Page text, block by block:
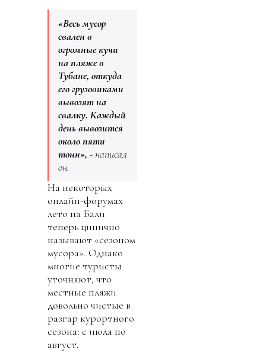
«Весь мусор
свален в
огромные кучи
на пляже в
Тубане, откуда
его грузовиками
вывозят на
свалку. Каждый
день вывозится
около пяти
тонн», - написал
он.
На некоторых
онлайн-форумах
лето на Бали
теперь цинично
называют «сезоном
мусора». Однако
многие туристы
уточняют, что
местные пляжи
довольно чистые в
разгар курортного
сезона: с июля по
август.